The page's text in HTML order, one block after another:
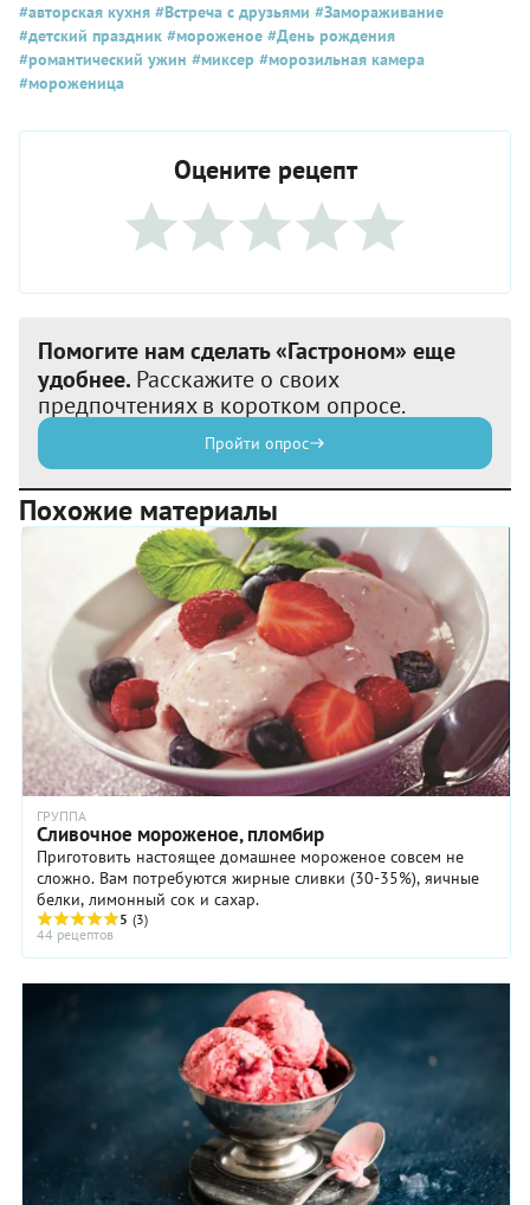
#авторская кухня #Встреча с друзьями #Замораживание
#детский праздник #мороженое #День рождения
#романтический ужин #миксер #морозильная камера
#мороженица
Оцените рецепт
Помогите нам сделать «Гастроном» еще
удобнее. Расскажите о своих
предпочтениях в коротком опросе.
Пройти опрос
Похожие материалы
ГРУППА
Сливочное мороженое, пломбир
Приготовить настоящее домашнее мороженое совсем не
сложно. Вам потребуются жирные сливки (30-35%), яичные
белки, лимонный сок и сахар.
5 (3)
44 рецептов